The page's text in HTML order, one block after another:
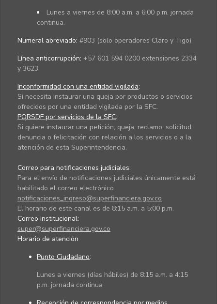
Lunes a viernes de 8:00 a.m. a 6:00 p.m. jornada
continua.
Numeral abreviado: #903 (solo operadores Claro y Tigo)
Línea anticorrupción: +57 601 594 0200 extensiones 2334
y 3623
Inconformidad con una entidad vigilada:
Si necesita instaurar una queja por productos o servicios
ofrecidos por una entidad vigilada por la SFC.
PQRSDF por servicios de la SFC:
Si quiere instaurar una petición, queja, reclamo, solicitud,
denuncia o felicitación con relación a los servicios o a la
atención de esta Superintendencia.
Correo para notificaciones judiciales:
Para el envío de notificaciones judiciales únicamente está
habilitado el correo electrónico
notificaciones_ingreso@superfinanciera.gov.co
El horario de este canal es de 8:15 a.m. a 5:00 p.m.
Correo institucional:
super@superfinanciera.gov.co
Horario de atención
Punto Ciudadano:
Lunes a viernes (días hábiles) de 8:15 a.m. a 4:15
p.m. jornada continua